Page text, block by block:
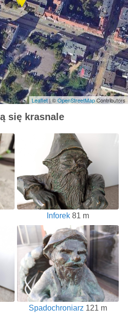
Leaflet | ©OpenStreetMapContributors
się krasnale
Inforek81 m
Spadochroniarz 121 m